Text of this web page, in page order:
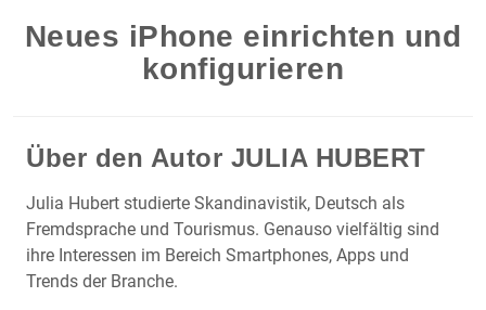
Neues iPhone einrichten und
konfigurieren
Über den Autor JULIA HUBERT
Julia Hubert studierte Skandinavistik, Deutsch als
Fremdsprache und Tourismus. Genauso vielfältig sind
ihre Interessen im Bereich Smartphones, Apps und
Trends der Branche.